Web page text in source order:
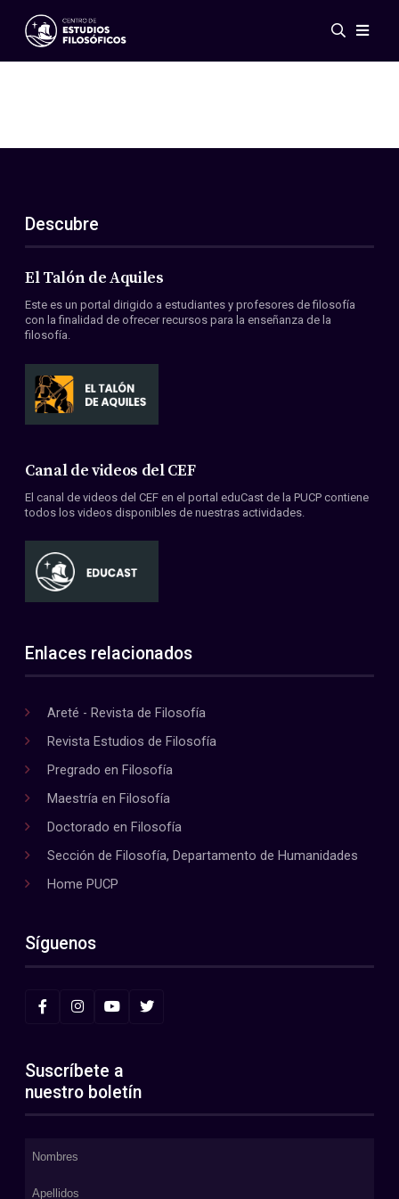
Eventos
ES
EN
Acerca de nosotros
Miembros
Convenios
Descubre
El Talón de Aquiles
Este es un portal dirigido a estudiantes y profesores de filosofía
con la finalidad de ofrecer recursos para la enseñanza de la
filosofía.
Canal de videos del CEF
El canal de videos del CEF en el portal eduCast de la PUCP contiene
todos los videos disponibles de nuestras actividades.
Enlaces relacionados
Areté - Revista de Filosofía
Revista Estudios de Filosofía
Pregrado en Filosofía
Maestría en Filosofía
Doctorado en Filosofía
Sección de Filosofía, Departamento de Humanidades
Home PUCP
Síguenos
Suscríbete a
nuestro boletín